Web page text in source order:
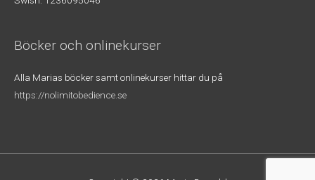
Böcker och onlinekurser
Alla Marias böcker samt onlinekurser hittar du på
https://nolimitobedience.se